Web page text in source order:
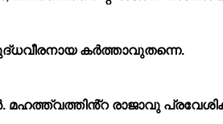
കർത്താവുതന്നെ.
രാജാവു